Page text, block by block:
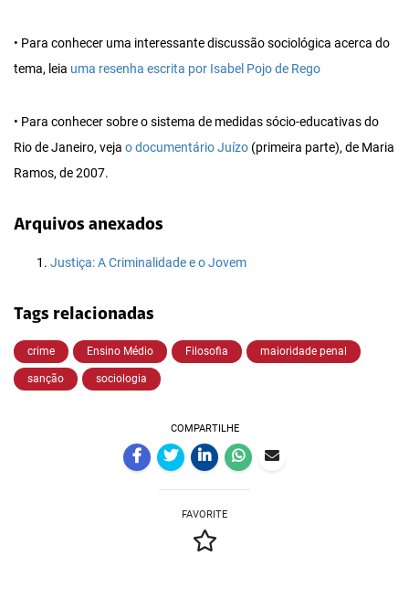
• Para conhecer uma interessante discussão sociológica acerca do
tema, leia uma resenha escrita por Isabel Pojo de Rego
• Para conhecer sobre o sistema de medidas sócio-educativas do
Rio de Janeiro, veja o documentário Juízo (primeira parte), de Maria
Ramos, de 2007.
Arquivos anexados
Justiça: A Criminalidade e o Jovem
Tags relacionadas
crime Ensino Médio Filosofia maioridade penal
sanção sociologia
COMPARTILHE
FAVORITE